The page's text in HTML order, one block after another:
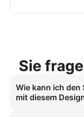
Sie
Wie kann ich den
mit diesem